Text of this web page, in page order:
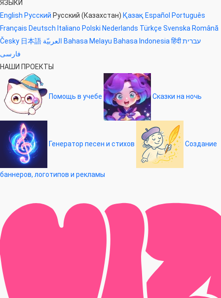
ЯЗЫКИ
English Русский Русский (Казахстан) Қазақ Español Português
Français Deutsch Italiano Polski Nederlands Türkçe Svenska Română
Česky 日本語 Bahasa Melayu Bahasa Indonesia हिंदीעברית
فارسی
НАШИ ПРОЕКТЫ
Помощь в учебе Сказки на ночь
Генератор песен и стихов Создание
баннеров, логотипов и рекламы